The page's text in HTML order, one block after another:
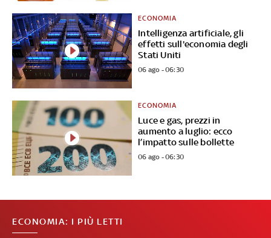
Intelligenza artificiale, gli
effetti sull'economia degli
Stati Uniti
ECONOMIA
06 ago - 06:30
Luce e gas, prezzi in
aumento a luglio: ecco
l’impatto sulle bollette
ECONOMIA
06 ago - 06:30
ECONOMIA: I PIÙ LETTI